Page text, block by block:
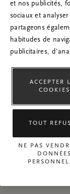
et nos publicités,
sociaux et
partageons
habitudes de
publicitaires,
ACCEPTER
COOKIES
TOUT
NE PAS
DONNÉES